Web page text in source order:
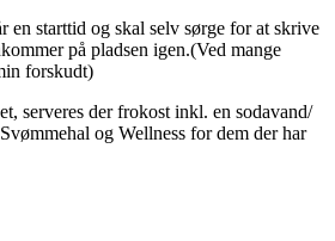
en starttid og skal selv sørge for at skrive
på pladsen igen.(Ved mange
forskudt)
serveres der frokost inkl. en sodavand/
og Wellness for dem der har